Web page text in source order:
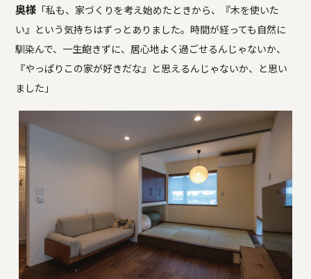
奥様 「私も、家づくりを考え始めたときから、『木を使いた
い』という気持ちはずっとありました。時間が経っても自然に
馴染んで、一生飽きずに、居心地よく過ごせるんじゃないか、
『やっぱりこの家が好きだな』と思えるんじゃないか、と思い
ました」